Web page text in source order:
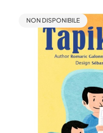
NON DISPONIBILE